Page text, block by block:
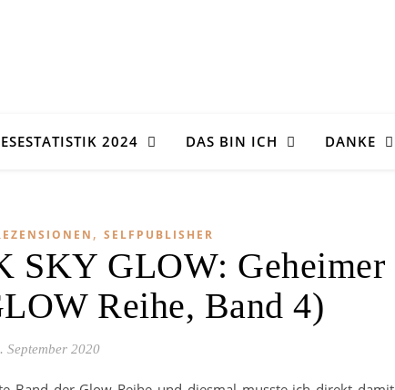
2024 DAS BIN ICH DANKE
, SELFPUBLISHER
SKY GLOW: Geheimer
Reihe, Band 4)
September 2020